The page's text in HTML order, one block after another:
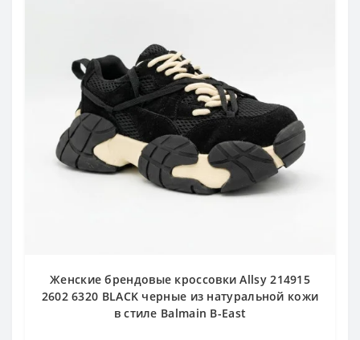
Женские брендовые кроссовки Allsy 214915
2602 6320 BLACK черные из натуральной кожи
в стиле Balmain B-East